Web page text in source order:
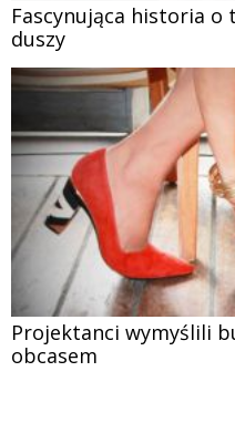
Fascynująca historia o
duszy
Projektanci wymyślili
obcasem